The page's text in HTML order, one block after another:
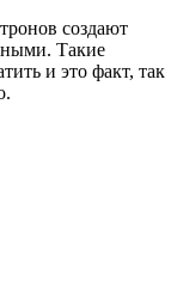
создают
Такие
и это факт, так